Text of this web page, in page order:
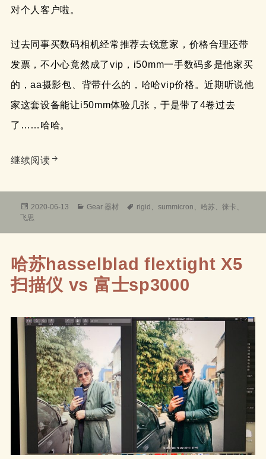
对个人客户啦。
过去同事买数码相机经常推荐去锐意家，价格合理还带
发票，不小心竟然成了vip，i50mm一手数码多是他家买
的，aa摄影包、背带什么的，哈哈vip价格。近期听说他
家这套设备能让i50mm体验几张，于是带了4卷过去
了……哈哈。
继续阅读飞思1亿像素iXG系统胶片数字化方案报告之反转
发
布
2020-06-13
分
Gear 器材
标
rigid 、summicron 哈苏 、徕卡
飞思
哈苏hasselblad flextight X5
扫描仪 vs 富士sp3000